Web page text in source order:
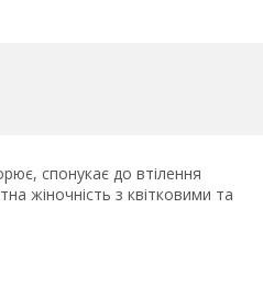
спонукає до втілення
жіночність з квітковими та